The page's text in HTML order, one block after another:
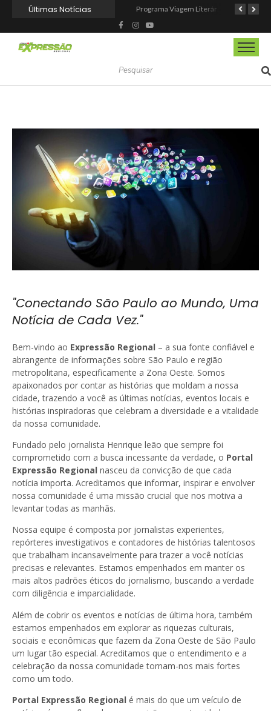
Últimas Notícias
"Conectando São Paulo ao Mundo, Uma
Notícia de Cada Vez."
Bem-vindo ao Expressão Regional – a sua fonte confiável e
abrangente de informações sobre São Paulo e região
metropolitana, especificamente a Zona Oeste. Somos
apaixonados por contar as histórias que moldam a nossa
cidade, trazendo a você as últimas notícias, eventos locais e
histórias inspiradoras que celebram a diversidade e a vitalidade
da nossa comunidade.
Fundado pelo jornalista Henrique leão que sempre foi
comprometido com a busca incessante da verdade, o Portal
Expressão Regional nasceu da convicção de que cada
notícia importa. Acreditamos que informar, inspirar e envolver
nossa comunidade é uma missão crucial que nos motiva a
levantar todas as manhãs.
Nossa equipe é composta por jornalistas experientes,
repórteres investigativos e contadores de histórias talentosos
que trabalham incansavelmente para trazer a você notícias
precisas e relevantes. Estamos empenhados em manter os
mais altos padrões éticos do jornalismo, buscando a verdade
com diligência e imparcialidade.
Além de cobrir os eventos e notícias de última hora, também
estamos empenhados em explorar as riquezas culturais,
sociais e econômicas que fazem da Zona Oeste de São Paulo
um lugar tão especial. Acreditamos que o entendimento e a
celebração da nossa comunidade tornam-nos mais fortes
como um todo.
Portal Expressão Regional é mais do que um veículo de